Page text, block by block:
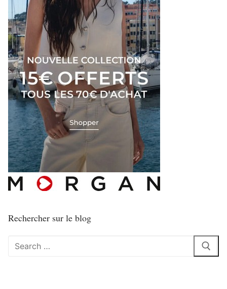
Rechercher sur le blog
Rechercher